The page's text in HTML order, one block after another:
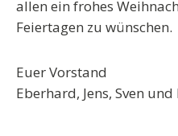
allen ein frohes
Feiertagen zu wünschen.
Euer Vorstand
Eberhard, Jens, Sven